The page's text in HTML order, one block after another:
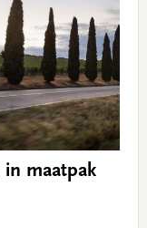
in maatpak